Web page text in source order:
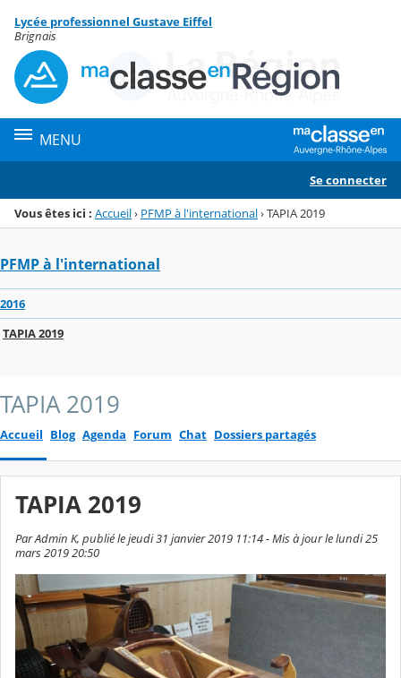
Menu de la rubrique
Contenu
Lycée professionnel Gustave Eiffel
Brignais
MENU
Se connecter
Vous êtes ici : Accueil› PFMP à l'international›TAPIA 2019
PFMP à l'international
2016
TAPIA 2019
TAPIA 2019
Accueil Blog Agenda Forum Chat Dossiers partagés
TAPIA 2019
Par Admin K, publié le jeudi 31 janvier 2019 11:14 - Mis à jour le lundi 25
mars 2019 20:50